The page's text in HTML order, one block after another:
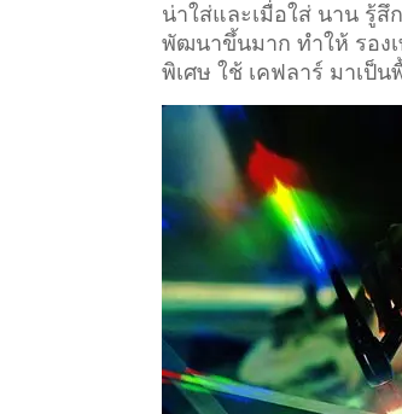
น่าใส่และเมื่อใส่ นาน รู้
พัฒนาขึ้นมาก ทำให้ รอง
พิเศษ ใช้ เคฟลาร์ มาเป็